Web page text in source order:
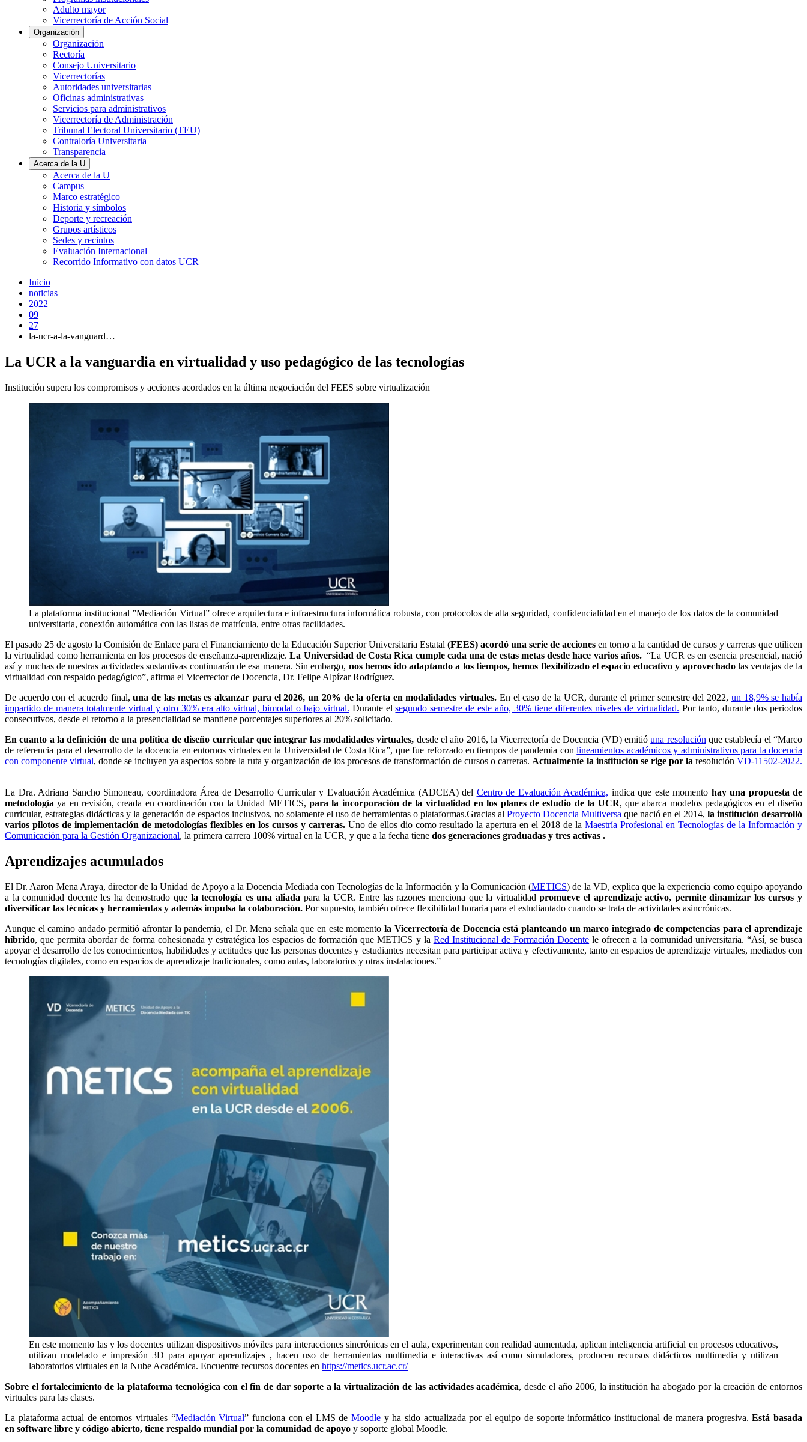
Adulto mayor
Vicerrectoría de Acción Social
Organización
Organización
Rectoría
Consejo Universitario
Vicerrectorías
Autoridades universitarias
Oficinas administrativas
Servicios para administrativos
Vicerrectoría de Administración
Tribunal Electoral Universitario (TEU)
Contraloría Universitaria
Transparencia
Acerca de la U
Acerca de la U
Campus
Marco estratégico
Historia y símbolos
Deporte y recreación
Grupos artísticos
Sedes y recintos
Evaluación Internacional
Recorrido Informativo con datos UCR
Inicio
noticias
2022
09
27
la-ucr-a-la-vanguard…
La UCR a la vanguardia en virtualidad y uso pedagógico de las tecnologías
Institución supera los compromisos y acciones acordados en la última negociación del FEES sobre virtualización
La plataforma institucional ”Mediación Virtual” ofrece arquitectura e infraestructura informática robusta, con protocolos de alta seguridad, confidencialidad en el manejo de los datos de la comunidad
universitaria, conexión automática con las listas de matrícula, entre otras facilidades.
El pasado 25 de agosto la Comisión de Enlace para el Financiamiento de la Educación Superior Universitaria Estatal (FEES) acordó una serie de acciones en torno a la cantidad de cursos y carreras que utilicen
la virtualidad como herramienta en los procesos de enseñanza-aprendizaje. La Universidad de Costa Rica cumple cada una de estas metas desde hace varios años.“La UCR es en esencia presencial, nació
así y muchas de nuestras actividades sustantivas continuarán de esa manera. Sin embargo, nos hemos ido adaptando a los tiempos, hemos flexibilizado el espacio educativo y aprovechadolas ventajas de la
virtualidad con respaldo pedagógico”, afirma el Vicerrector de Docencia, Dr. Felipe Alpízar Rodríguez.
De acuerdo con el acuerdo final,una de las metas es alcanzar para el 2026, un 20% de la oferta en modalidades virtuales. En el caso de la UCR, durante el primer semestre del 2022, un 18,9% se había
impartido de manera totalmente virtual y otro 30% era alto virtual, bimodal o bajo virtual. Durante elsegundo semestre de este año, 30% tiene diferentes niveles de virtualidad. Por tanto, durante dos periodos
consecutivos, desde el retorno a la presencialidad se mantiene porcentajes superiores al 20% solicitado.
En cuanto a la definición de una política de diseño curricular que integrar las modalidades virtuales, desde el año 2016, la Vicerrectoría de Docencia (VD) emitióuna resolución que establecía el “Marco
de referencia para el desarrollo de la docencia en entornos virtuales en la Universidad de Costa Rica”, que fue reforzado en tiempos de pandemia conlineamientos académicos y administrativos para la docencia
con componente virtual, donde se incluyen ya aspectos sobre la ruta y organización de los procesos de transformación de cursos o carreras. Actualmente la institución se rige por la resoluciónVD-11502-2022.
La Dra. Adriana Sancho Simoneau, coordinadora Área de Desarrollo Curricular y Evaluación Académica (ADCEA) del Centro de Evaluación Académica, indica que este momento hay una propuesta de
metodología ya en revisión, creada en coordinación con la Unidad METICS, para la incorporación de la virtualidad en los planes de estudio de la UCR, que abarca modelos pedagógicos en el diseño
curricular, estrategias didácticas y la generación de espacios inclusivos, no solamente el uso de herramientas o plataformas.Gracias al Proyecto Docencia Multiversa que nació en el 2014, la institución desarrolló
varios pilotos de implementación de metodologías flexibles en los cursos y carreras.Uno de ellos dio como resultado la apertura en el 2018 de la Maestría Profesional en Tecnologías de la Información y
Comunicación para la Gestión Organizacional, la primera carrera 100% virtual en la UCR, y que a la fecha tiene dos generaciones graduadas y tres activas .
Aprendizajes acumulados
El Dr. Aaron Mena Araya, director de la Unidad de Apoyo a la Docencia Mediada con Tecnologías de la Información y la Comunicación (METICS) de la VD, explica que la experiencia como equipo apoyando
a la comunidad docente les ha demostrado que la tecnología es una aliada para la UCR. Entre las razones menciona que la virtualidadpromueve el aprendizaje activo, permite dinamizar los cursos y
diversificar las técnicas y herramientas y además impulsa la colaboración. Por supuesto, también ofrece flexibilidad horaria para el estudiantado cuando se trata de actividades asincrónicas.
Aunque el camino andado permitió afrontar la pandemia, el Dr. Mena señala que en este momento la Vicerrectoría de Docencia está planteando un marco integrado de competencias para el aprendizaje
híbrido, que permita abordar de forma cohesionada y estratégica los espacios de formación que METICS y la Red Institucional de Formación Docente le ofrecen a la comunidad universitaria. “Así, se busca
apoyar el desarrollo de los conocimientos, habilidades y actitudes que las personas docentes y estudiantes necesitan para participar activa y efectivamente, tanto en espacios de aprendizaje virtuales, mediados con
tecnologías digitales, como en espacios de aprendizaje tradicionales, como aulas, laboratorios y otras instalaciones.”
En este momento las y los docentes utilizan dispositivos móviles para interacciones sincrónicas en el aula, experimentan con realidad aumentada, aplican inteligencia artificial en procesos educativos,
utilizan modelado e impresión 3D para apoyar aprendizajes , hacen uso de herramientas multimedia e interactivas así como simuladores, producen recursos didácticos multimedia y utilizan
laboratorios virtuales en la Nube Académica. Encuentre recursos docentes en https://metics.ucr.ac.cr/
Sobre el fortalecimiento de la plataforma tecnológica con el fin de dar soporte a la virtualización de las actividades académica, desde el año 2006, la institución ha abogado por la creación de entornos
virtuales para las clases.
La plataforma actual de entornos virtuales “Mediación Virtual” funciona con el LMS deMoodle y ha sido actualizada por el equipo de soporte informático institucional de manera progresiva.Está basada
en software libre y código abierto, tiene respaldo mundial por la comunidad de apoyo y soporte global Moodle.